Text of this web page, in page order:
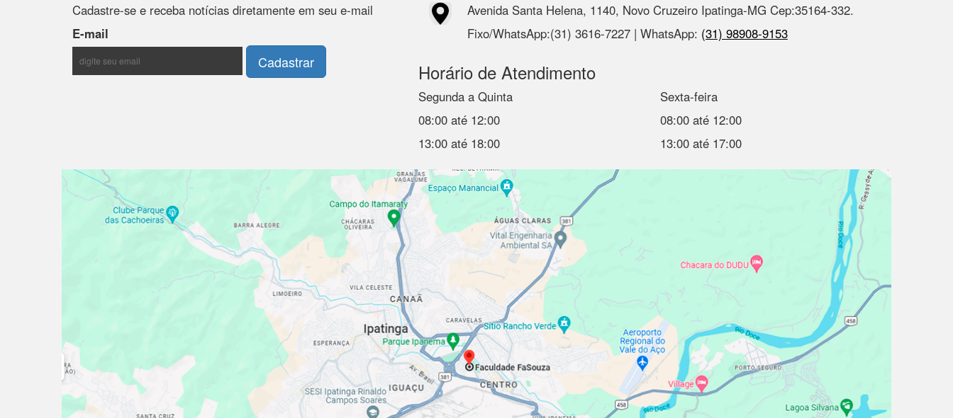
Cadastre-se e receba notícias diretamente em seu e-mail
E-mail
Avenida Santa Helena, 1140, Novo Cruzeiro Ipatinga-MG Cep:35164-332.
Fixo/WhatsApp:(31) 3616-7227 | WhatsApp: (31) 98908-9153
Horário de Atendimento
Segunda a Quinta
08:00 até 12:00
13:00 até 18:00
Sexta-feira
08:00 até 12:00
13:00 até 17:00